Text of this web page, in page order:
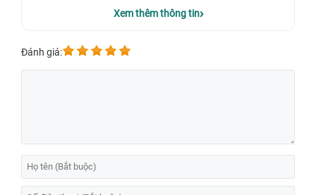
Xem thêm thông tin
Đánh giá: